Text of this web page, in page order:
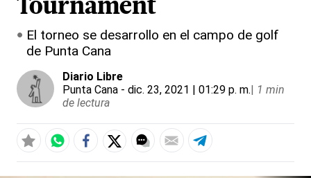
Tournament
El torneo se desarrollo en el campo de golf
de Punta Cana
Diario Libre
Punta Cana - dic. 23, 2021 | 01:29 p. m.| 1 min
de lectura